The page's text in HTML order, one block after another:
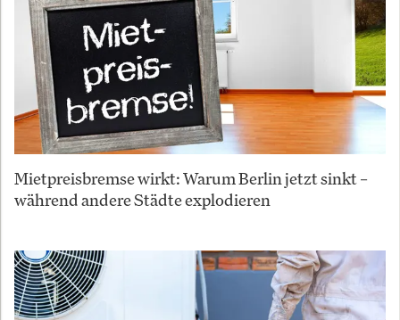
Mietpreisbremse wirkt: Warum Berlin jetzt sinkt –
während andere Städte explodieren